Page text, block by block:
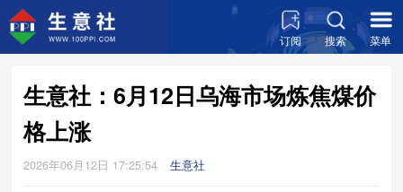
订阅 搜索 菜单
生意社：6月12日乌海市场炼焦煤价
格上涨
2026年06月12日 17:25:54 生意社